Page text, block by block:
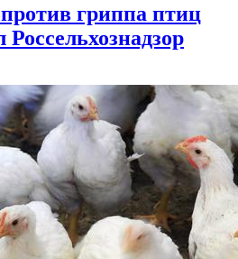
гриппа птиц
Россельхознадзор